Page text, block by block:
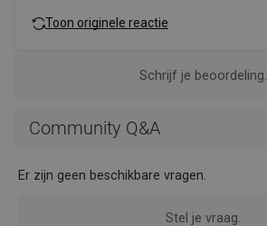
Toon originele reactie
Schrijf je beoordeling.
Community Q&A
Er zijn geen beschikbare vragen.
Stel je vraag.